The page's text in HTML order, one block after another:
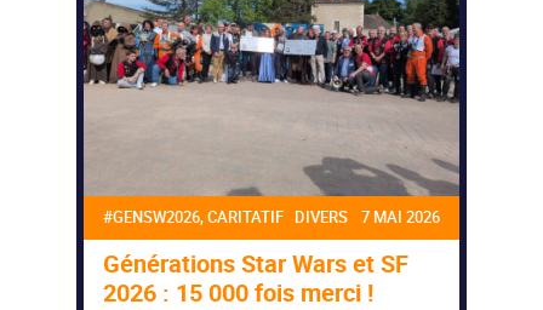
#GENSW2026, CARITATIF DIVERS 7 MAI 2026
Générations Star Wars et SF
2026 : 15 000 fois merci !